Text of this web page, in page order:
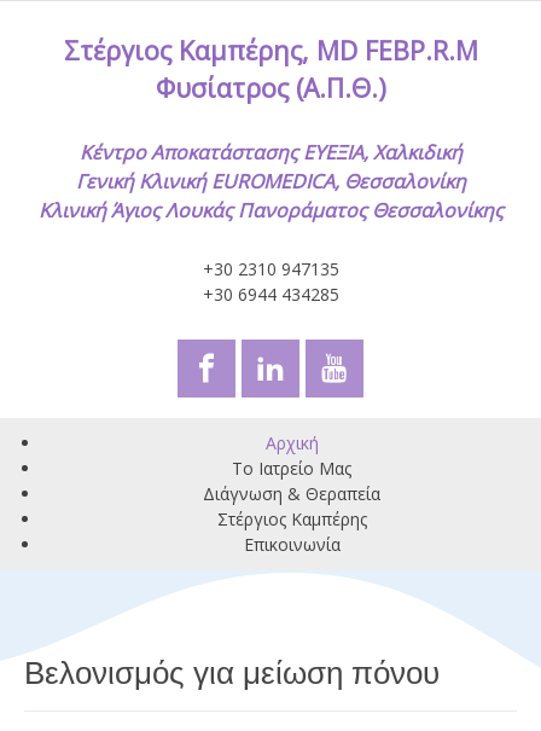
Στέργιος Καμπέρης, MD FEBP.R.M
Φυσίατρος (Α.Π.Θ.)
Κέντρο Αποκατάστασης ΕΥΕΞΙΑ, Χαλκιδική
Γενική Κλινική EUROMEDICA, Θεσσαλονίκη
Κλινική Άγιος Λουκάς Πανοράματος Θεσσαλονίκης
+30 2310 947135
+30 6944 434285
Αρχική
Το Ιατρείο Μας
Διάγνωση & Θεραπεία
Στέργιος Καμπέρης
Επικοινωνία
Βελονισμός για μείωση πόνου